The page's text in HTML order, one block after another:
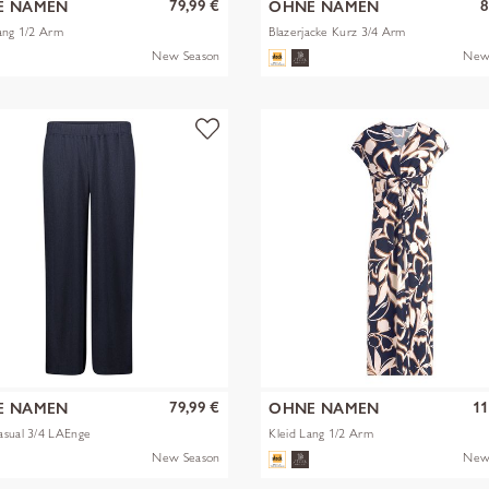
NAMEN
1/2 Arm
79,99 €
New Season
OHNE NAMEN
Blazerjacke Kurz 3/4 Arm
NAMEN
3/4 LAEnge
79,99 €
New Season
OHNE NAMEN
Kleid Lang 1/2 Arm